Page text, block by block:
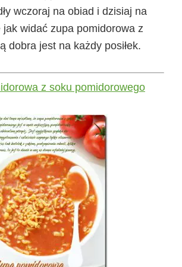
wczoraj na obiad i dzisiaj na
jak widać zupa pomidorowa z
dobra jest na każdy posiłek.
z soku pomidorowego